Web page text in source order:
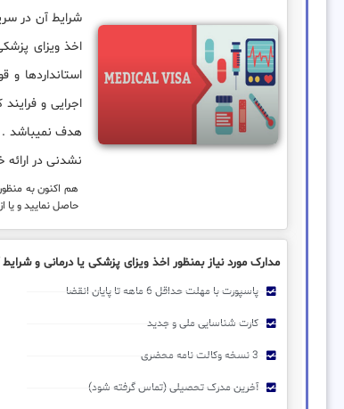
شرایط آن در
اخذ ویزای
استانداردها
اجرایی و
هدف نمیباشد .
نشدنی در ارائه
هم اکنون به
حاصل نمایید و یا
مدارک مورد نیاز بمنظور اخذ ویزای پزشکی یا درمانی و
پاسپورت با مهلت حداقل 6 ماهه تا پایان انقضا
کارت شناسایی ملی و جدید
3 نسخه وکالت نامه محضری
آخرین مدرک تحصیلی (تماس گرفته شود)